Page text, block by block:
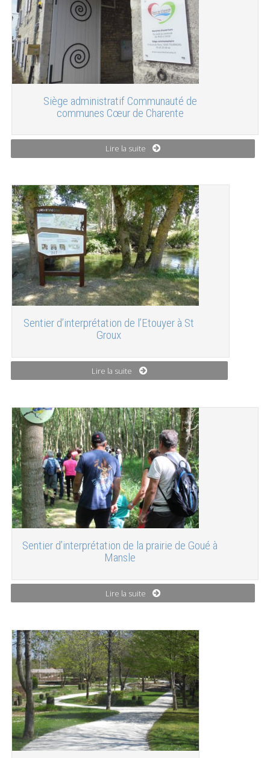
Siège administratif Communauté de
communes Cœur de Charente
Lire la suite
Sentier d’interprétation de l’Etouyer à St
Groux
Lire la suite
Sentier d’interprétation de la prairie de Goué à
Mansle
Lire la suite